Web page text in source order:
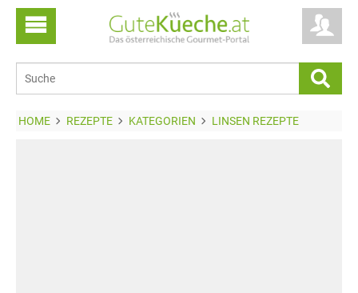
HOME REZEPTE KATEGORIEN LINSEN REZEPTE